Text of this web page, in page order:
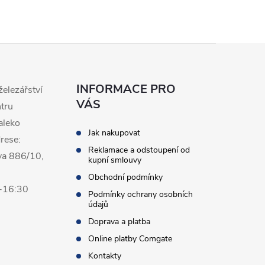
886/10,
16:30
INFORMACE PRO
VÁS
Jak nakupovat
Reklamace a odstoupení od
kupní smlouvy
Obchodní podmínky
Podmínky ochrany osobních
údajů
Doprava a platba
Online platby Comgate
Kontakty